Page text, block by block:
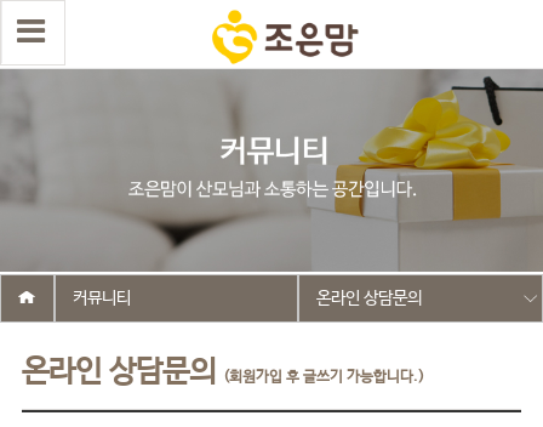
온라인 상담문의 (회원가입 후 글쓰기 가능합니다.)
커뮤니티 온라인 상담문의